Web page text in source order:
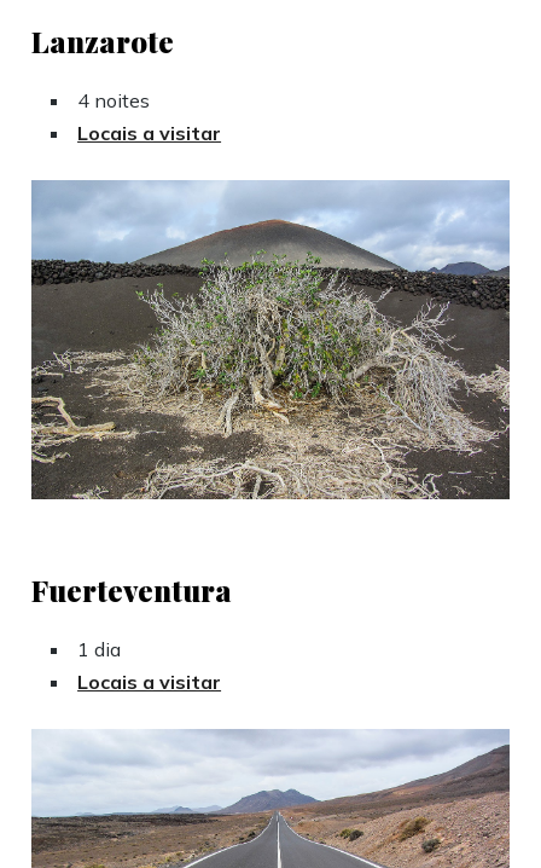
Lanzarote
4 noites
Locais a visitar
Fuerteventura
1 dia
Locais a visitar